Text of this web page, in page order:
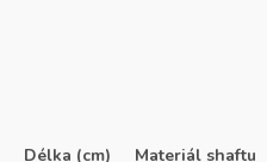
Délka (cm)
Materiál shaftu